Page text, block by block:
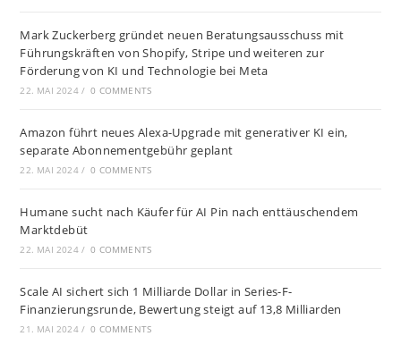
Mark Zuckerberg gründet neuen Beratungsausschuss mit
Führungskräften von Shopify, Stripe und weiteren zur
Förderung von KI und Technologie bei Meta
22. MAI 2024 / 0 COMMENTS
Amazon führt neues Alexa-Upgrade mit generativer KI ein,
separate Abonnementgebühr geplant
22. MAI 2024 / 0 COMMENTS
Humane sucht nach Käufer für AI Pin nach enttäuschendem
Marktdebüt
22. MAI 2024 / 0 COMMENTS
Scale AI sichert sich 1 Milliarde Dollar in Series-F-
Finanzierungsrunde, Bewertung steigt auf 13,8 Milliarden
21. MAI 2024 / 0 COMMENTS